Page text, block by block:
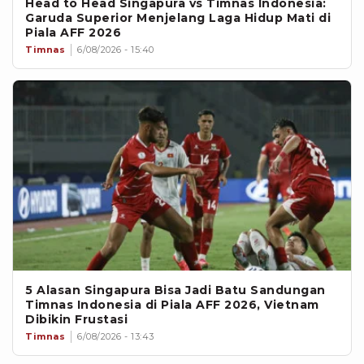
Head to Head Singapura vs Timnas Indonesia:
Garuda Superior Menjelang Laga Hidup Mati di
Piala AFF 2026
Timnas 6/08/2026 - 15:40
5 Alasan Singapura Bisa Jadi Batu Sandungan
Timnas Indonesia di Piala AFF 2026, Vietnam
Dibikin Frustasi
Timnas 6/08/2026 - 13:43